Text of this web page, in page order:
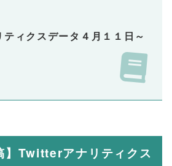
ィクスデータ４月１１日～
】Twitterアナリティクス